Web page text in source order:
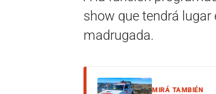
show que tendrá
madrugada.
MIRÁ TAMBIÉN